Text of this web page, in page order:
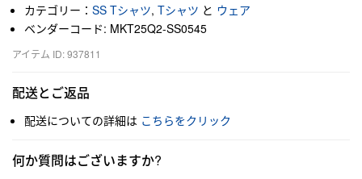
カテゴリー： SS Tシャツ, Tシャツ と ウェア
ベンダーコード: MKT25Q2-SS0545
アイテム ID: 937811
配送とご返品
配送についての詳細は こちらをクリック
何か質問はございますか?